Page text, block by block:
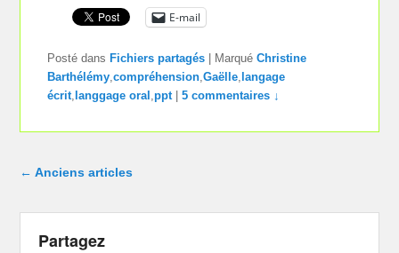
E-mail
Posté dans Fichiers partagés Marqué Christine
Barthélémy ,compréhension ,Gaëlle langage
écrit langgage oral ,ppt |5 commentaires ↓
Navigation dans les articles
← Anciens articles
Partagez